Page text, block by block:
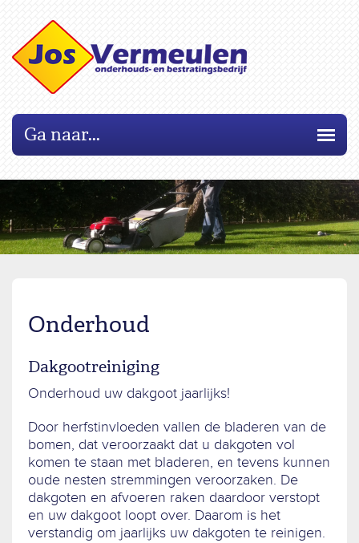
Ga naar...
Onderhoud
Dakgootreiniging
Onderhoud uw dakgoot jaarlijks!
Door herfstinvloeden vallen de bladeren van de
bomen, dat veroorzaakt dat u dakgoten vol
komen te staan met bladeren, en tevens kunnen
oude nesten stremmingen veroorzaken. De
dakgoten en afvoeren raken daardoor verstopt
en uw dakgoot loopt over. Daarom is het
verstandig om jaarlijks uw dakgoten te reinigen.